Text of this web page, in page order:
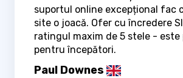
suportul online excepțional fac
site o joacă. Ofer cu încredere
ratingul maxim de 5 stele -
pentru începători.
Paul Downes